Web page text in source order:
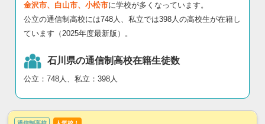
金沢市、白山市、小松市に学校が多くなっています。
公立の通信制高校には748人、私立では398人の高校生が在籍し
ています（2025年度最新版）。
石川県の通信制高校在籍生徒数
公立：748人、私立：398人